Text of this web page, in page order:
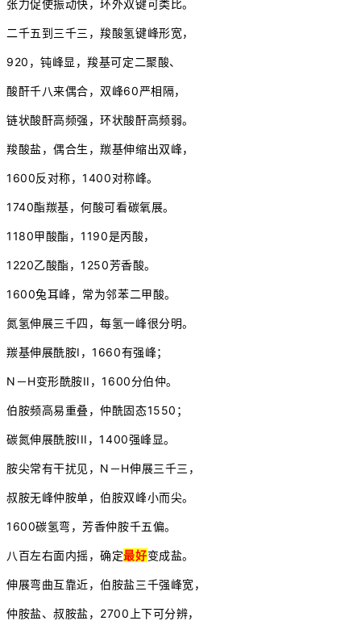
张力促使振动快，环外双键可类比。
二千五到三千三，羧酸氢键峰形宽，
920，钝峰显，羧基可定二聚酸、
酸酐千八来偶合，双峰60严相隔，
链状酸酐高频强，环状酸酐高频弱。
羧酸盐，偶合生，羰基伸缩出双峰，
1600反对称，1400对称峰。
1740酯羰基，何酸可看碳氧展。
1180甲酸酯，1190是丙酸，
1220乙酸酯，1250芳香酸。
1600兔耳峰，常为邻苯二甲酸。
氮氢伸展三千四，每氢一峰很分明。
羰基伸展酰胺I，1660有强峰；
N－H变形酰胺II，1600分伯仲。
伯胺频高易重叠，仲酰固态1550；
碳氮伸展酰胺III，1400强峰显。
胺尖常有干扰见，N－H伸展三千三，
叔胺无峰仲胺单，伯胺双峰小而尖。
1600碳氢弯，芳香仲胺千五偏。
八百左右面内摇，确定最好变成盐。
伸展弯曲互靠近，伯胺盐三千强峰宽，
仲胺盐、叔胺盐，2700上下可分辨，